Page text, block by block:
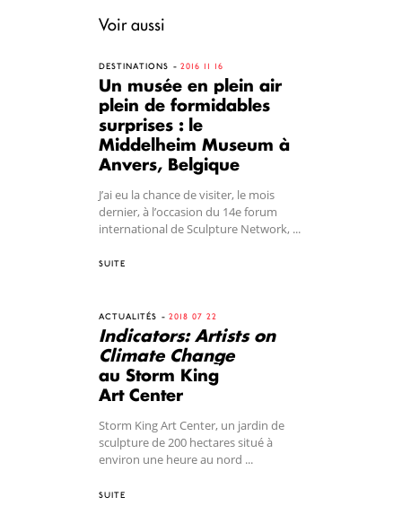
Voir aussi
DESTINATIONS 2016 11 16
Un musée en plein air
plein de formidables
surprises : le
Middelheim Museum à
Anvers, Belgique
J’ai eu la chance de visiter, le mois
dernier, à l’occasion du 14e forum
international de Sculpture Network, ...
SUITE
ACTUALITÉS 2018 07 22
Indicators: Artists on
Climate Change
au Storm King
Art Center
Storm King Art Center, un jardin de
sculpture de 200 hectares situé à
environ une heure au nord ...
SUITE